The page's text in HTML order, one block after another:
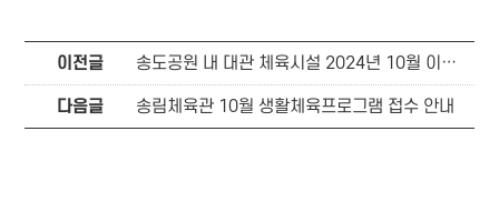
이전글 송도공원 내 대관 체육시설 2024년 10월 이용안내(2024.10.1.~ 10.31.)
다음글 송림체육관 10월 생활체육프로그램 접수 안내